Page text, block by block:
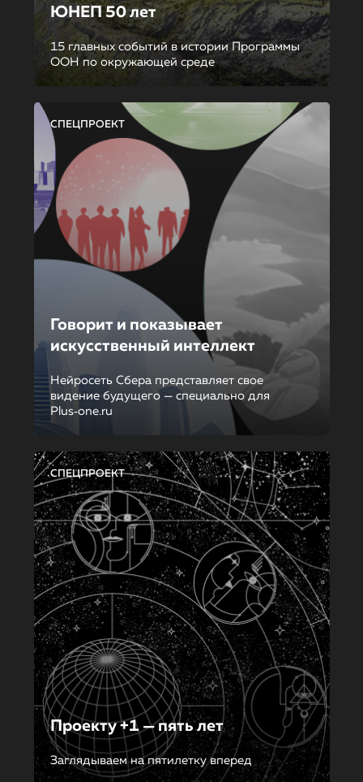
ЮНЕП 50 лет
15 главных событий в истории Программы
ООН по окружающей среде
СПЕЦПРОЕКТ
Говорит и показывает
искусственный интеллект
Нейросеть Сбера представляет свое
видение будущего — специально для
Plus‑one.ru
СПЕЦПРОЕКТ
Проекту +1 — пять лет
Заглядываем на пятилетку вперед